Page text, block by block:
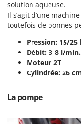
L
Lames à neige
Lames
Lave-vitres
Lieuses
M
Machines à
Enotecnica
Eschenfelder
EuroMech
Eurosystems
Fama Industrie
Famag
solution aqueuse.
Il s’agit d’une
toutefois de bonnes
Pression: 15/25
Débit: 3-8 l/min.
Moteur 2T
Cylindrée: 26
La pompe